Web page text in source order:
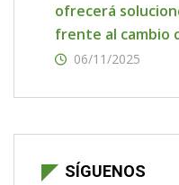
ofrecerá
frente al cambio
06/11/2025
SÍGUENOS